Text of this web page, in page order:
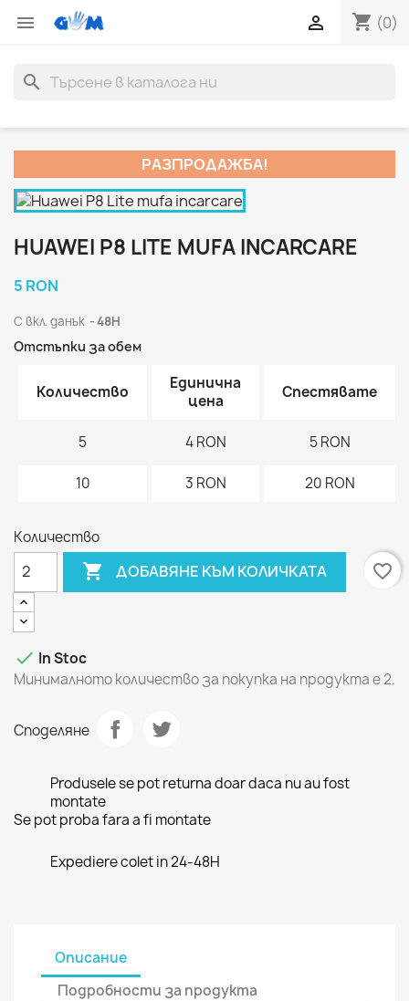
 shopping_cart (0)

search
РАЗПРОДАЖБА!
HUAWEI P8 LITE MUFA INCARCARE
5 RON
С вкл. данък 48H
Отстъпки за обем
Количество
Единична
цена
Спестявате
5 4 RON 5 RON
10 3 RON 20 RON
Количество
 ДОБАВЯНЕ КЪМ КОЛИЧКАТА favorite_border
 In Stoc
Минималното количество за покупка на продукта е 2.
Споделяне
Produsele se pot returna doar daca nu au fost
montate
Se pot proba fara a fi montate
Expediere colet in 24-48H
Описание
Подробности за продукта